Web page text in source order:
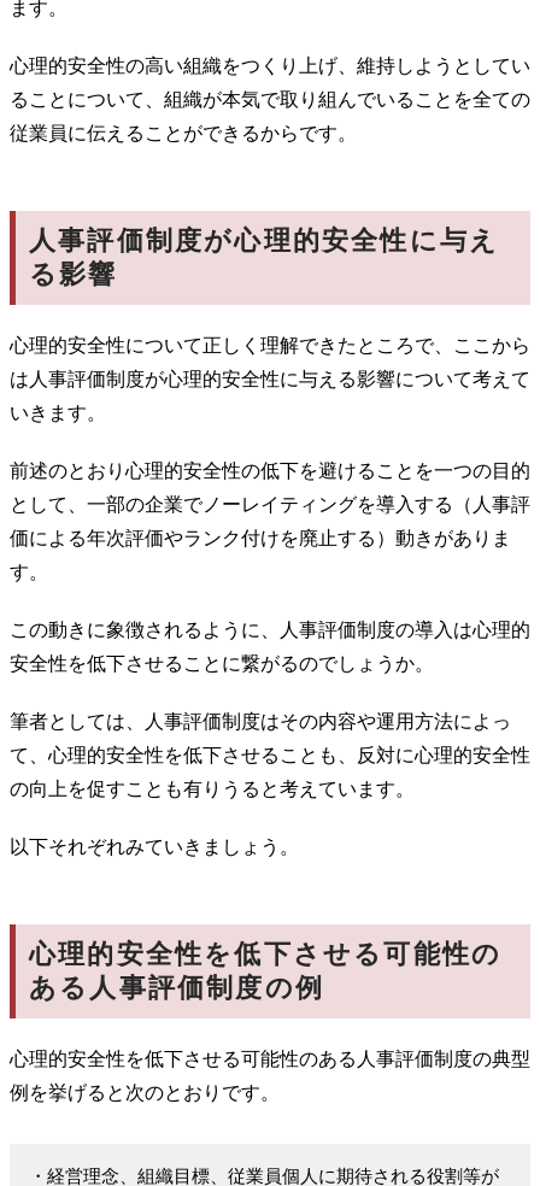
ます。
心理的安全性の高い組織をつくり上げ、維持しようとしてい
ることについて、組織が本気で取り組んでいることを全ての
従業員に伝えることができるからです。
人事評価制度が心理的安全性に与え
る影響
心理的安全性について正しく理解できたところで、ここから
は人事評価制度が心理的安全性に与える影響について考えて
いきます。
前述のとおり心理的安全性の低下を避けることを一つの目的
として、一部の企業でノーレイティングを導入する（人事評
価による年次評価やランク付けを廃止する）動きがありま
す。
この動きに象徴されるように、人事評価制度の導入は心理的
安全性を低下させることに繋がるのでしょうか。
筆者としては、人事評価制度はその内容や運用方法によっ
て、心理的安全性を低下させることも、反対に心理的安全性
の向上を促すことも有りうると考えています。
以下それぞれみていきましょう。
心理的安全性を低下させる可能性の
ある人事評価制度の例
心理的安全性を低下させる可能性のある人事評価制度の典型
例を挙げると次のとおりです。
・経営理念、組織目標、従業員個人に期待される役割等が